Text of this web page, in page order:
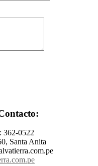
362-0522
Santa Anita